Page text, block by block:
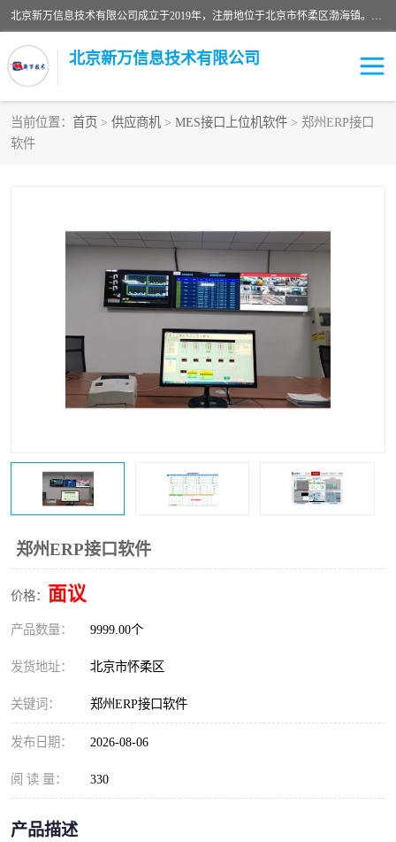
北京新万信息技术有限公司成立于2019年，注册地位于北京市怀柔区渤海镇。经营范围包括：计算机软硬件及外围设备制造，计算器设备制造，信息系统集成服务，网络与信息安全软件开发，计算机软硬件及辅助设备零售，计算机系统服务，仪器仪表、电力电子元器件、电子专用设备销售，电子专用设备制造，工业机器人销售，工业机器人制造，工业机器人安装、维修，智能机器人销售，软件开发、销售，电子元器件制造、零售、批发。
北京新万信息技术有限公司
当前位置： 首页 > 供应商机 > MES接口上位机软件 > 郑州ERP接口
软件
郑州ERP接口软件
价格： 面议
产品数量： 9999.00个
发货地址： 北京市怀柔区
关键词： 郑州ERP接口软件
发布日期： 2026-08-06
阅 读 量： 330
产品描述
密炼机上辅机系统
数据采集软件 型材立体仓储系统软件
WMS
数据采集和条码追溯 仓库控制系统上位机软件
WCS
物流立库控制上位机软件 车间集群控制系统软件
PDA手持终端WinCE上位
机软件
自动化监控软件定制
WMS和WCS二合一 自动化仓库WMS
运动控制上位机软件 车间电子看板
物流线调度控制软件
PLC上位机软件
WCS仓储物流上位机软件
WMS立体仓库上位机软